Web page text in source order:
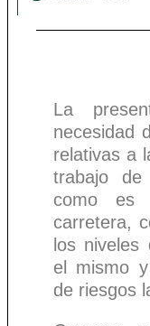
La
necesidad
relativas a
trabajo de
como es
carretera,
los
el mismo
de riesgos